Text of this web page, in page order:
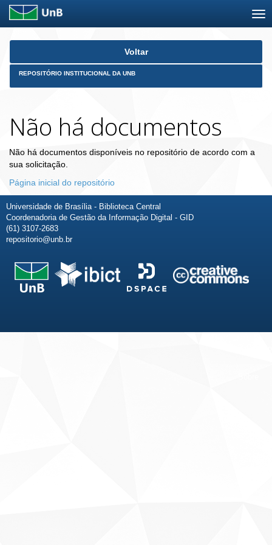
Skip
Voltar
REPOSITÓRIO INSTITUCIONAL DA UNB
Não há documentos
Não há documentos disponíveis no repositório de acordo com a
sua solicitação.
Página inicial do repositório
Universidade de Brasília - Biblioteca Central
Coordenadoria de Gestão da Informação Digital - GID
(61) 3107-2683
repositorio@unb.br